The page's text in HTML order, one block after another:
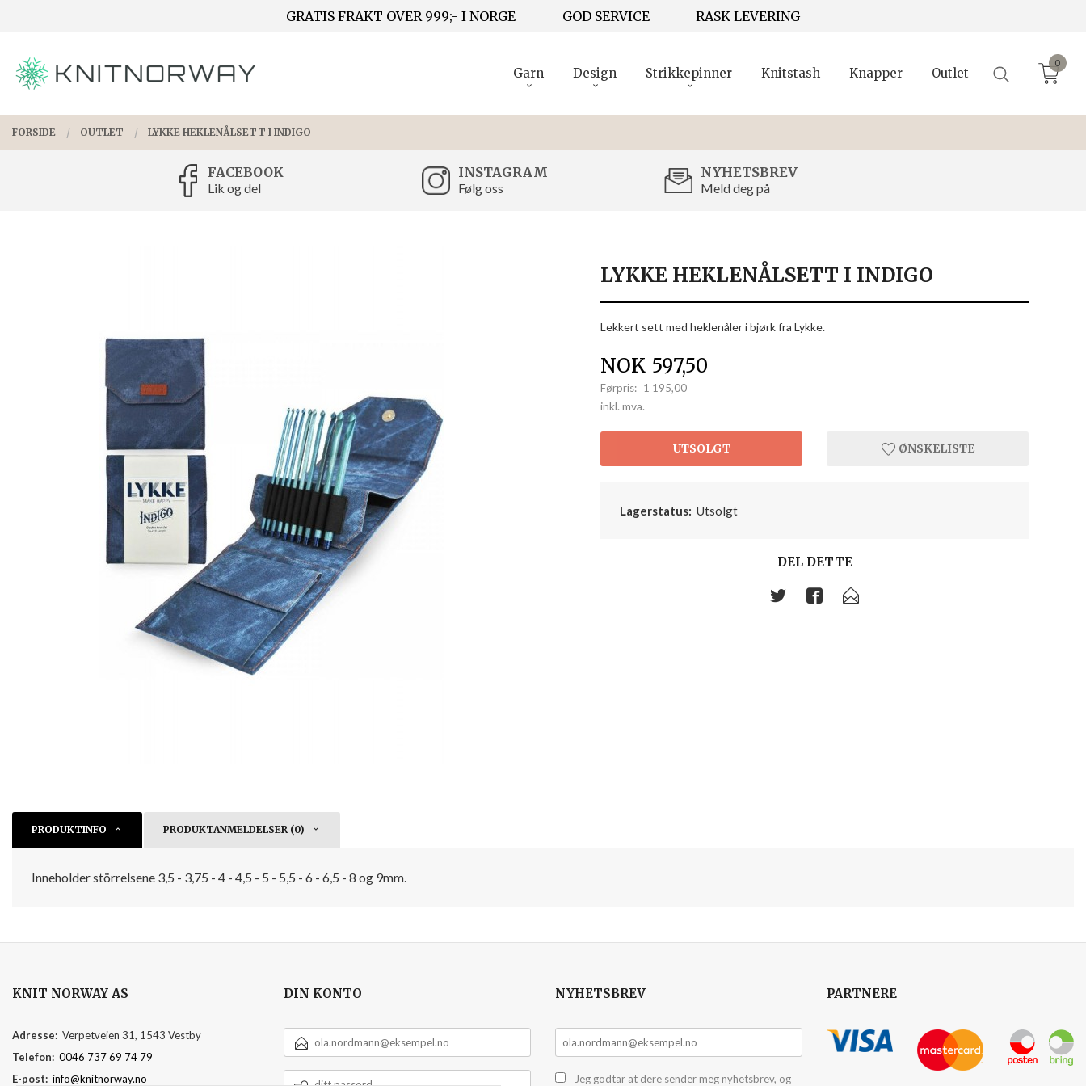
GRATIS FRAKT OVER 999;- I NORGE GOD SERVICE RASK LEVERING
PRODUKTER
Garn Design Strikkepinner Knitstash Knapper Outlet
0
FORSIDE OUTLET LYKKE HEKLENÅLSETT I INDIGO
FACEBOOK
Lik og del
INSTAGRAM
Følg oss
NYHETSBREV
Meld deg på
LYKKE HEKLENÅLSETT I INDIGO
Lekkert sett med heklenåler i bjørk fra Lykke.
Tilbud
NOK 597,50
Førpris: 1 195,00
Rabatt
inkl. mva.
UTSOLGT ØNSKELISTE
Lagerstatus: Utsolgt
DEL DETTE
PRODUKTINFO PRODUKTANMELDELSER (0)
Inneholder störrelsene 3,5 - 3,75 - 4 - 4,5 - 5 - 5,5 - 6 - 6,5 - 8 og 9mm.
KNIT NORWAY AS
Adresse: Verpetveien 31, 1543 Vestby
Telefon: 0046 737 69 74 79
E-post: info@knitnorway.no
DIN KONTO
POSTADRESSE
NYHETSBREV
Jeg godtar at dere sender meg nyhetsbrev, og
PARTNERE